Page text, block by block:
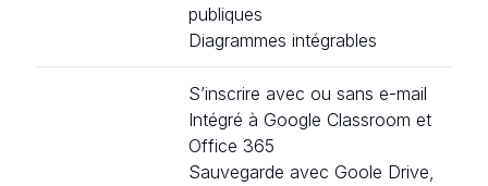
publiques
Diagrammes intégrables
S’inscrire avec ou sans e-mail
Intégré à Google Classroom et
Office 365
Sauvegarde avec Goole Drive,